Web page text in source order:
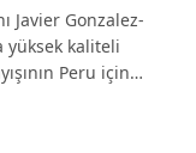
Javier Gonzalez-
yüksek kaliteli
Peru için…